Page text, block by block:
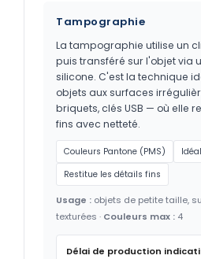
Tampographie
La tampographie utilise un
puis transféré sur l'objet via
silicone. C'est la technique
objets aux surfaces
briquets, clés USB — où elle
fins avec netteté.
Couleurs Pantone (PMS)
Restitue les détails fins
Usage : objets de petite taille,
texturées · Couleurs max : 4
Délai de production